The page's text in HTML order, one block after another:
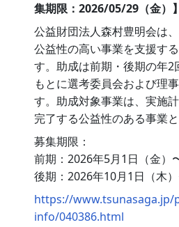
集期限：2026/05/29（金）】
公益財団法人森村豊明会は
公益性の高い事業を支援す
す。助成は前期・後期の年
もとに選考委員会および理
す。助成対象事業は、実施
完了する公益性のある事業と
募集期限：
前期：2026年5月1日（金）
後期：2026年10月1日（木
https://www.tsunasaga.jp/
info/040386.html